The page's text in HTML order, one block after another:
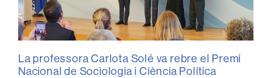
La professora Carlota Solé va rebre el Premi
Nacional de Sociologia i Ciència Política